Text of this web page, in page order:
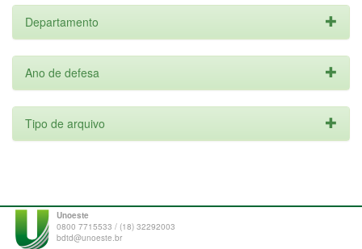
Departamento
Ano de defesa
Tipo de arquivo
Unoeste
0800 7715533 / (18) 32292003
bdtd@unoeste.br